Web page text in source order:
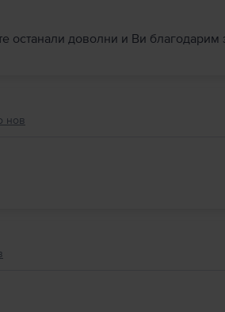
останали доволни и Ви благодарим
нов